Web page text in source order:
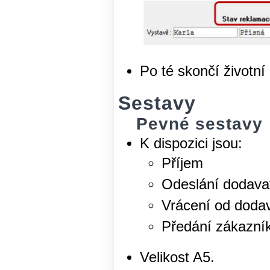
Po té skončí
Sestavy
Pevné sestavy
K dispozici jsou:
Příjem
Odeslání
Vrácení od
Předání
Velikost A5.